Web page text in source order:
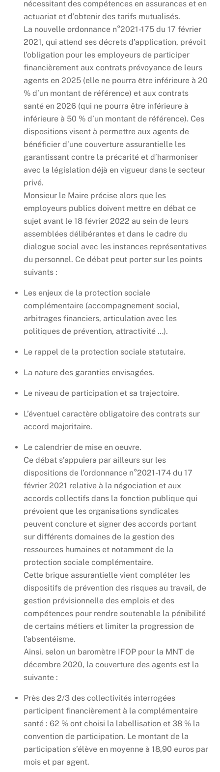
nécessitant des compétences en assurances et en
actuariat et d’obtenir des tarifs mutualisés.
La nouvelle ordonnance n°2021-175 du 17 février
2021, qui attend ses décrets d’application, prévoit
l’obligation pour les employeurs de participer
financièrement aux contrats prévoyance de leurs
agents en 2025 (elle ne pourra être inférieure à 20
% d’un montant de référence) et aux contrats
santé en 2026 (qui ne pourra être inférieure à
inférieure à 50 % d’un montant de référence). Ces
dispositions visent à permettre aux agents de
bénéficier d’une couverture assurantielle les
garantissant contre la précarité et d’harmoniser
avec la législation déjà en vigueur dans le secteur
privé.
Monsieur le Maire précise alors que les
employeurs publics doivent mettre en débat ce
sujet avant le 18 février 2022 au sein de leurs
assemblées délibérantes et dans le cadre du
dialogue social avec les instances représentatives
du personnel. Ce débat peut porter sur les points
suivants :
Les enjeux de la protection sociale
complémentaire (accompagnement social,
arbitrages financiers, articulation avec les
politiques de prévention, attractivité …).
Le rappel de la protection sociale statutaire.
La nature des garanties envisagées.
Le niveau de participation et sa trajectoire.
L’éventuel caractère obligatoire des contrats sur
accord majoritaire.
Le calendrier de mise en oeuvre.
Ce débat s’appuiera par ailleurs sur les
dispositions de l’ordonnance n°2021-174 du 17
février 2021 relative à la négociation et aux
accords collectifs dans la fonction publique qui
prévoient que les organisations syndicales
peuvent conclure et signer des accords portant
sur différents domaines de la gestion des
ressources humaines et notamment de la
protection sociale complémentaire.
Cette brique assurantielle vient compléter les
dispositifs de prévention des risques au travail, de
gestion prévisionnelle des emplois et des
compétences pour rendre soutenable la pénibilité
de certains métiers et limiter la progression de
l’absentéisme.
Ainsi, selon un baromètre IFOP pour la MNT de
décembre 2020, la couverture des agents est la
suivante :
Près des 2/3 des collectivités interrogées
participent financièrement à la complémentaire
santé : 62 % ont choisi la labellisation et 38 % la
convention de participation. Le montant de la
participation s’élève en moyenne à 18,90 euros par
mois et par agent.